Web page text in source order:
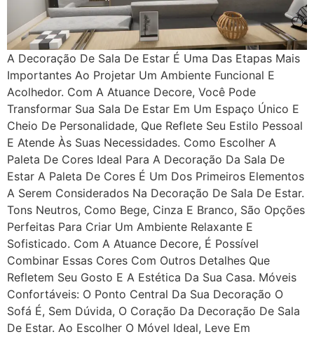
A Decoração De Sala De Estar É Uma Das Etapas Mais
Importantes Ao Projetar Um Ambiente Funcional E
Acolhedor. Com A Atuance Decore, Você Pode
Transformar Sua Sala De Estar Em Um Espaço Único E
Cheio De Personalidade, Que Reflete Seu Estilo Pessoal
E Atende Às Suas Necessidades. Como Escolher A
Paleta De Cores Ideal Para A Decoração Da Sala De
Estar A Paleta De Cores É Um Dos Primeiros Elementos
A Serem Considerados Na Decoração De Sala De Estar.
Tons Neutros, Como Bege, Cinza E Branco, São Opções
Perfeitas Para Criar Um Ambiente Relaxante E
Sofisticado. Com A Atuance Decore, É Possível
Combinar Essas Cores Com Outros Detalhes Que
Refletem Seu Gosto E A Estética Da Sua Casa. Móveis
Confortáveis: O Ponto Central Da Sua Decoração O
Sofá É, Sem Dúvida, O Coração Da Decoração De Sala
De Estar. Ao Escolher O Móvel Ideal, Leve Em